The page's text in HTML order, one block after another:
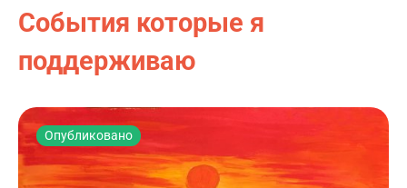
События которые я
поддерживаю
Опубликовано